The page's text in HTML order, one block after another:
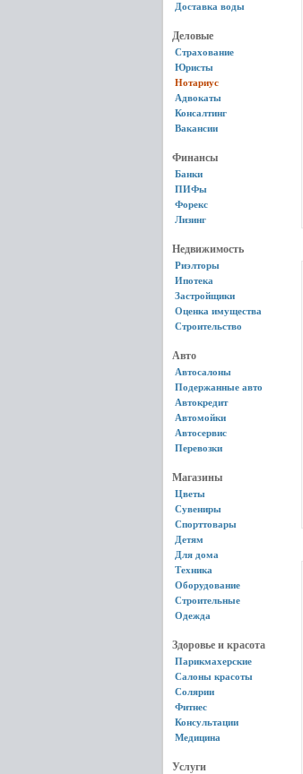
Доставка воды
Деловые
Страхование
Юристы
Нотариус
Адвокаты
Консалтинг
Вакансии
Финансы
Банки
ПИФы
Форекс
Лизинг
Недвижимость
Риэлторы
Ипотека
Застройщики
Оценка имущества
Строительство
Авто
Автосалоны
Подержанные авто
Автокредит
Автомойки
Автосервис
Перевозки
Магазины
Цветы
Сувениры
Спорттовары
Детям
Для дома
Техника
Оборудование
Строительные
Одежда
Здоровье и красота
Парикмахерские
Салоны красоты
Солярии
Фитнес
Консультации
Медицина
Услуги